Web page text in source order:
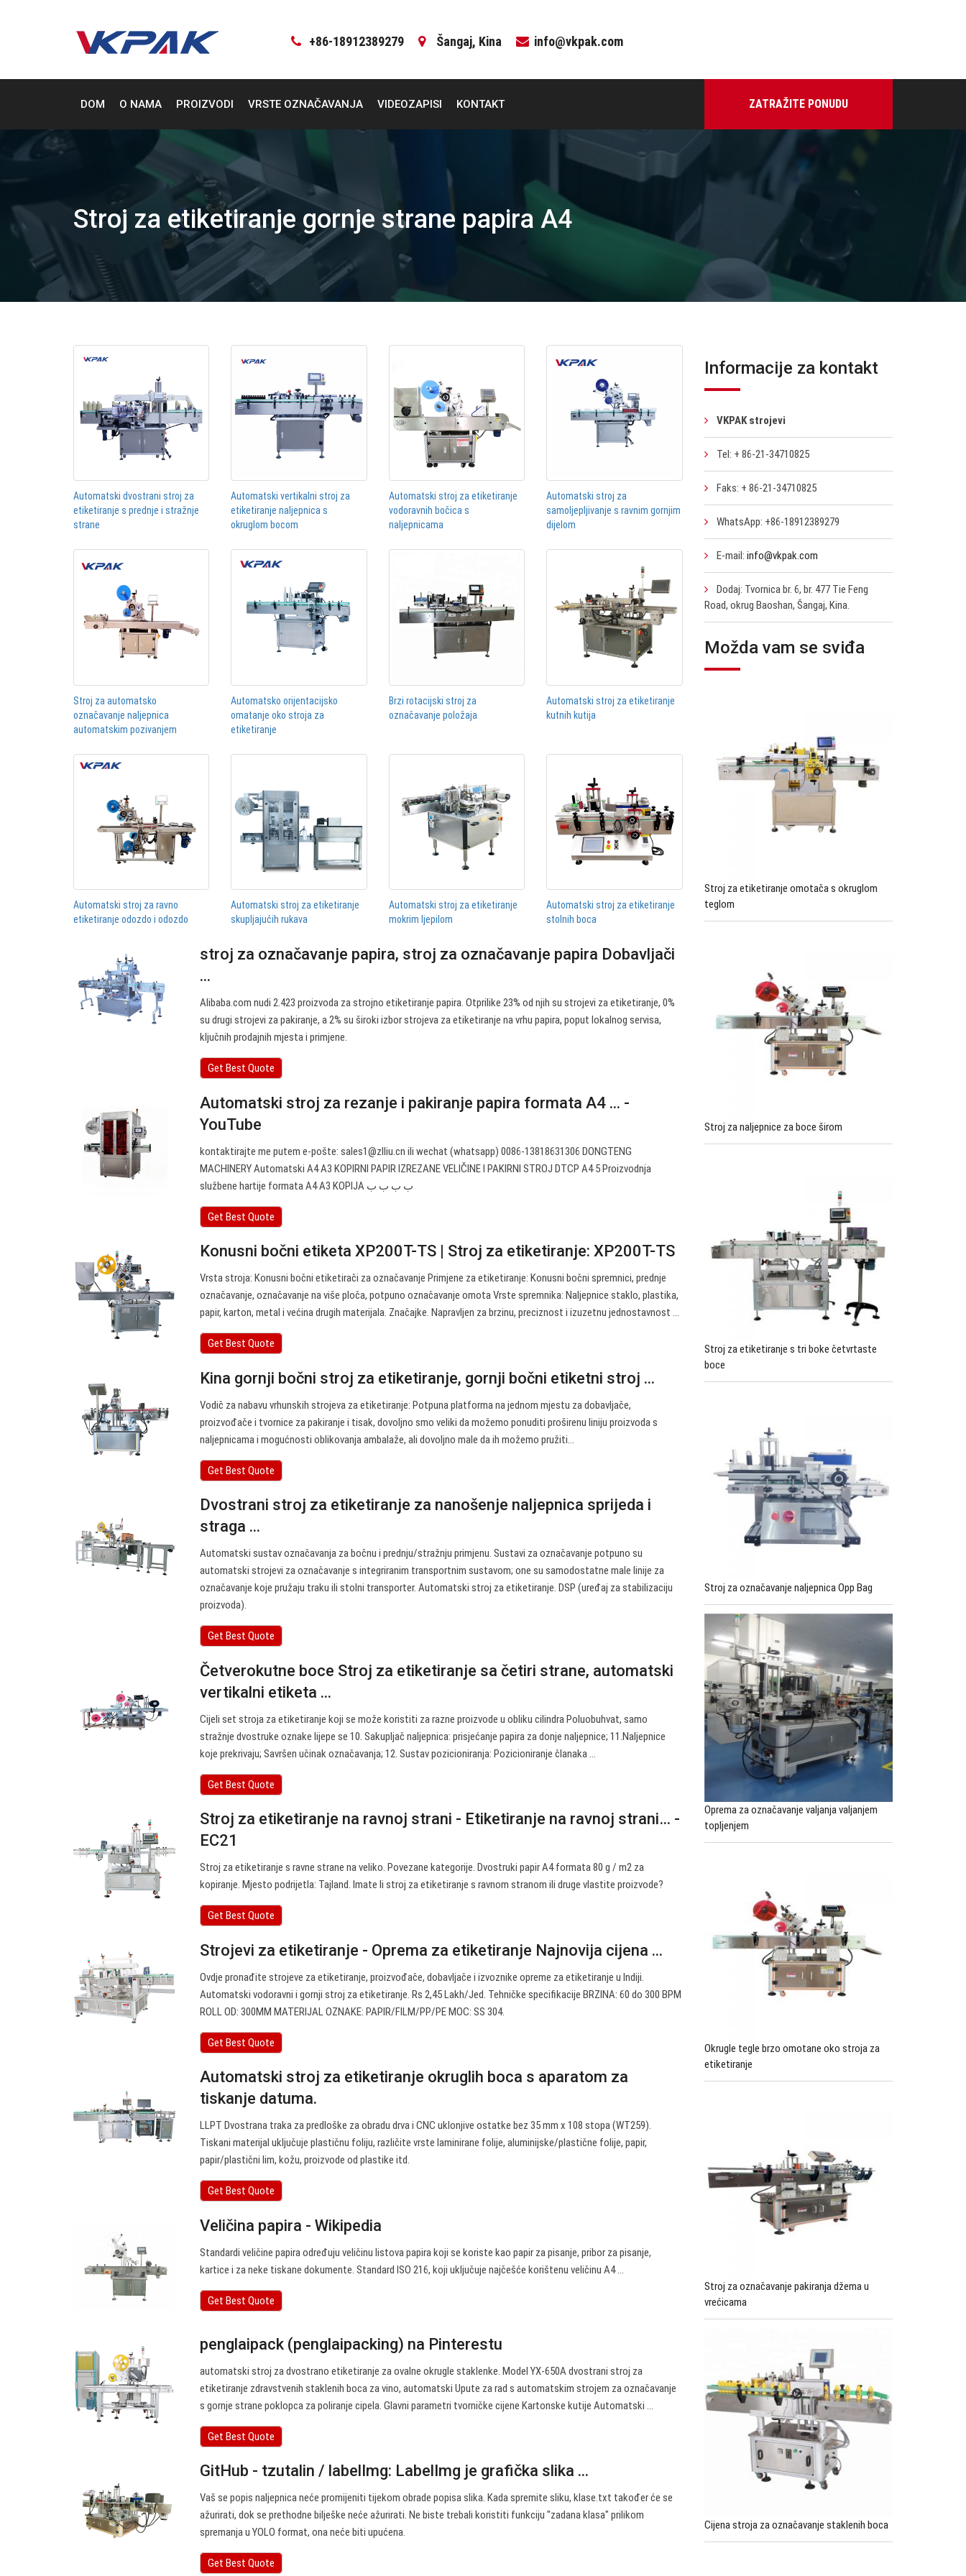
+86-18912389279 Šangaj, Kina info@vkpak.com
DOM O NAMA PROIZVODI VRSTE OZNAČAVANJA VIDEOZAPISI KONTAKT ZATRAŽITE PONUDU
Stroj za etiketiranje gornje strane papira A4
Automatski dvostrani stroj za
etiketiranje s prednje i stražnje
strane
Automatski vertikalni stroj za
etiketiranje naljepnica s
okruglom bocom
Automatski stroj za etiketiranje
vodoravnih bočica s
naljepnicama
Automatski stroj za
samoljepljivanje s ravnim gornjim
dijelom
Stroj za automatsko
označavanje naljepnica
automatskim pozivanjem
Automatsko orijentacijsko
omatanje oko stroja za
etiketiranje
Brzi rotacijski stroj za
označavanje položaja
Automatski stroj za etiketiranje
kutnih kutija
Automatski stroj za ravno
etiketiranje odozdo i odozdo
Automatski stroj za etiketiranje
skupljajućih rukava
Automatski stroj za etiketiranje
mokrim ljepilom
Automatski stroj za etiketiranje
stolnih boca
stroj za označavanje papira, stroj za označavanje papira Dobavljači
...
Alibaba.com nudi 2.423 proizvoda za strojno etiketiranje papira. Otprilike 23% od njih su strojevi za etiketiranje, 0%
su drugi strojevi za pakiranje, a 2% su široki izbor strojeva za etiketiranje na vrhu papira, poput lokalnog servisa,
ključnih prodajnih mjesta i primjene.
Get Best Quote
Automatski stroj za rezanje i pakiranje papira formata A4 ... -
YouTube
kontaktirajte me putem e-pošte:sales1@zlliu.cn ili wechat (whatsapp) 0086-13818631306 DONGTENG
MACHINERY Automatski A4 A3 KOPIRNI PAPIR IZREZANE VELIČINE I PAKIRNI STROJ DTCP A4 5 Proizvodnja
službene hartije formata A4 A3 KOPIJA ب ب ب ب
Get Best Quote
Konusni bočni etiketa XP200T-TS | Stroj za etiketiranje: XP200T-TS
Vrsta stroja: Konusni bočni etiketirači za označavanje Primjene za etiketiranje: Konusni bočni spremnici, prednje
označavanje, označavanje na više ploča, potpuno označavanje omota Vrste spremnika: Naljepnice staklo, plastika,
papir, karton, metal i većina drugih materijala. Značajke. Napravljen za brzinu, preciznost i izuzetnu jednostavnost ...
Get Best Quote
Kina gornji bočni stroj za etiketiranje, gornji bočni etiketni stroj ...
Vodič za nabavu vrhunskih strojeva za etiketiranje: Potpuna platforma na jednom mjestu za dobavljače,
proizvođače i tvornice za pakiranje i tisak, dovoljno smo veliki da možemo ponuditi proširenu liniju proizvoda s
naljepnicama i mogućnosti oblikovanja ambalaže, ali dovoljno male da ih možemo pružiti…
Get Best Quote
Dvostrani stroj za etiketiranje za nanošenje naljepnica sprijeda i
straga ...
Automatski sustav označavanja za bočnu i prednju/stražnju primjenu. Sustavi za označavanje potpuno su
automatski strojevi za označavanje s integriranim transportnim sustavom; one su samodostatne male linije za
označavanje koje pružaju traku ili stolni transporter. Automatski stroj za etiketiranje. DSP (uređaj za stabilizaciju
proizvoda).
Get Best Quote
Četverokutne boce Stroj za etiketiranje sa četiri strane, automatski
vertikalni etiketa ...
Cijeli set stroja za etiketiranje koji se može koristiti za razne proizvode u obliku cilindra Poluobuhvat, samo
stražnje dvostruke oznake lijepe se 10. Sakupljač naljepnica: prisjećanje papira za donje naljepnice; 11.Naljepnice
koje prekrivaju; Savršen učinak označavanja; 12. Sustav pozicioniranja: Pozicioniranje članaka ...
Get Best Quote
Stroj za etiketiranje na ravnoj strani - Etiketiranje na ravnoj strani… -
EC21
Stroj za etiketiranje s ravne strane na veliko. Povezane kategorije. Dvostruki papir A4 formata 80 g / m2 za
kopiranje. Mjesto podrijetla: Tajland. Imate li stroj za etiketiranje s ravnom stranom ili druge vlastite proizvode?
Get Best Quote
Strojevi za etiketiranje - Oprema za etiketiranje Najnovija cijena ...
Ovdje pronađite strojeve za etiketiranje, proizvođače, dobavljače i izvoznike opreme za etiketiranje u Indiji.
Automatski vodoravni i gornji stroj za etiketiranje. Rs 2,45 Lakh/Jed. Tehničke specifikacije BRZINA: 60 do 300 BPM
ROLL OD: 300MM MATERIJAL OZNAKE: PAPIR/FILM/PP/PE MOC: SS 304.
Get Best Quote
Automatski stroj za etiketiranje okruglih boca s aparatom za
tiskanje datuma.
LLPT Dvostrana traka za predloške za obradu drva i CNC uklonjive ostatke bez 35 mm x 108 stopa (WT259).
Tiskani materijal uključuje plastičnu foliju, različite vrste laminirane folije, aluminijske/plastične folije, papir,
papir/plastični lim, kožu, proizvode od plastike itd.
Get Best Quote
Veličina papira - Wikipedia
Standardi veličine papira određuju veličinu listova papira koji se koriste kao papir za pisanje, pribor za pisanje,
kartice i za neke tiskane dokumente. Standard ISO 216, koji uključuje najčešće korištenu veličinu A4 ...
Get Best Quote
penglaipack (penglaipacking) na Pinterestu
automatski stroj za dvostrano etiketiranje za ovalne okrugle staklenke. Model YX-650A dvostrani stroj za
etiketiranje zdravstvenih staklenih boca za vino, automatski Upute za rad s automatskim strojem za označavanje
s gornje strane poklopca za poliranje cipela. Glavni parametri tvorničke cijene Kartonske kutije Automatski ...
Get Best Quote
GitHub - tzutalin / labelImg: LabelImg je grafička slika ...
Vaš se popis naljepnica neće promijeniti tijekom obrade popisa slika. Kada spremite sliku, klase.txt također će se
ažurirati, dok se prethodne bilješke neće ažurirati. Ne biste trebali koristiti funkciju "zadana klasa" prilikom
spremanja u YOLO format, ona neće biti upućena.
Get Best Quote
Informacije za kontakt
VKPAK strojevi
Tel: + 86-21-34710825
Faks: + 86-21-34710825
WhatsApp: +86-18912389279
E-mail: info@vkpak.com
Dodaj: Tvornica br. 6, br. 477 Tie Feng
Road, okrug Baoshan, Šangaj, Kina.
Možda vam se sviđa
Stroj za etiketiranje omotača s okruglom
teglom
Stroj za naljepnice za boce širom
Stroj za etiketiranje s tri boke četvrtaste
boce
Stroj za označavanje naljepnica Opp Bag
Oprema za označavanje valjanja valjanjem
topljenjem
Okrugle tegle brzo omotane oko stroja za
etiketiranje
Stroj za označavanje pakiranja džema u
vrećicama
Cijena stroja za označavanje staklenih boca